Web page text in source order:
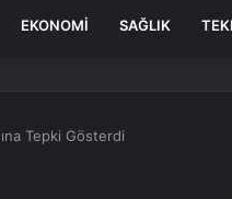
EKONOMI SAĞLIK
Tepki Gösterdi